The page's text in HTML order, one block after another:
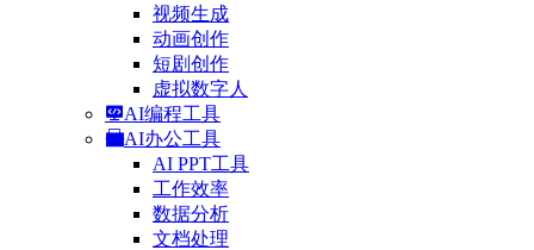
视频生成
动画创作
短剧创作
虚拟数字人
AI编程工具
AI办公工具
AI PPT工具
工作效率
数据分析
文档处理